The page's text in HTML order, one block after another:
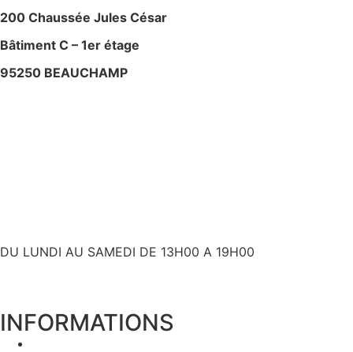
200 Chaussée Jules César
Bâtiment C – 1er étage
95250 BEAUCHAMP
DU LUNDI AU SAMEDI DE 13H00 A 19H00
INFORMATIONS